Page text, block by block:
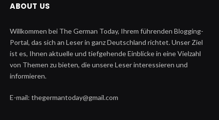
ABOUT US
Willkommen bei The German Today, Ihrem führenden Blogging-
Portal, das sich an Leser in ganz Deutschland richtet. Unser Ziel
ist es, Ihnen aktuelle und tiefgehende Einblicke in eine Vielzahl
von Themen zu bieten, die unsere Leser interessieren und
informieren.
E-mail: thegermantoday@gmail.com